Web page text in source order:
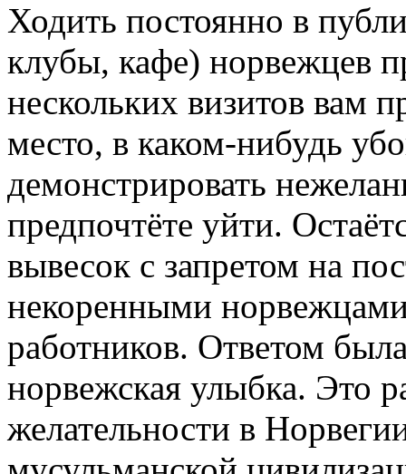
Ходить постоянно в
клубы, кафе) норвежцев
нескольких визитов вам
место, в каком-нибудь
демонстрировать
предпочтёте уйти.
вывесок с запретом на
некоренными
работников. Ответом
норвежская улыбка. Это
желательности в